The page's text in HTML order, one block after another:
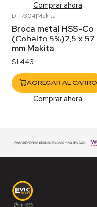
Comprar ahora
D-17304|Makita
Broca metal HSS-Co
(Cobalto 5%)2,5 x 57
mm Makita
$1.443
AGREGAR AL CARRO
Comprar ahora